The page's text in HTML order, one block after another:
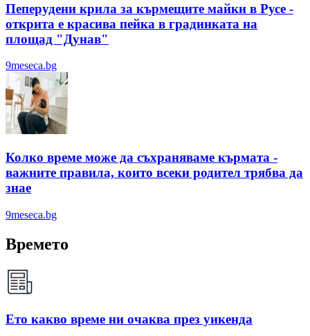
Пеперудени крила за кърмещите майки в Русе -
открита е красива пейка в градинката на
площад "Дунав"
9meseca.bg
Колко време може да съхраняваме кърмата -
важните правила, които всеки родител трябва да
знае
9meseca.bg
Времето
Ето какво време ни очаква през уикенда